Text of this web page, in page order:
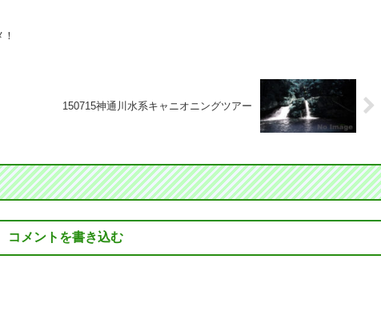
150715神通川水系キャニオニングツアー
コメントを書き込む